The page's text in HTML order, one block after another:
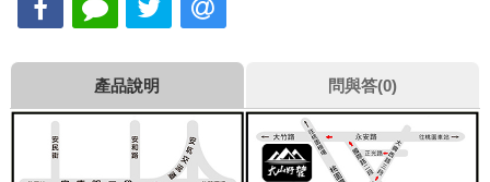
產品說明 問與答(0)